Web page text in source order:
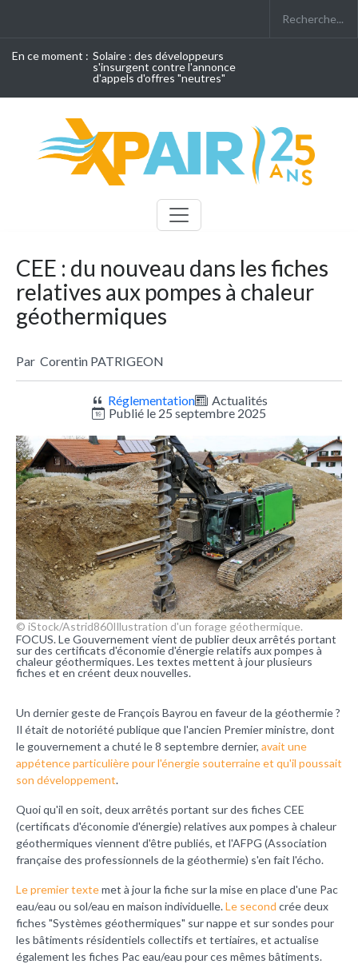
En ce moment : Solaire : des développeurs
s'insurgent contre l'annonce
d'appels d'offres "neutres"
CEE : du nouveau dans les fiches
relatives aux pompes à chaleur
géothermiques
Par Corentin PATRIGEON
Réglementation
Actualités
Publié le 25 septembre 2025
© iStock/Astrid860Illustration d'un forage géothermique.
FOCUS. Le Gouvernement vient de publier deux arrêtés portant
sur des certificats d'économie d'énergie relatifs aux pompes à
chaleur géothermiques. Les textes mettent à jour plusieurs
fiches et en créent deux nouvelles.
Un dernier geste de François Bayrou en faveur de la géothermie ?
Il était de notoriété publique que l'ancien Premier ministre, dont
le gouvernement a chuté le 8 septembre dernier, avait une
appétence particulière pour l'énergie souterraine et qu'il poussait
son développement.
Quoi qu'il en soit, deux arrêtés portant sur des fiches CEE
(certificats d'économie d'énergie) relatives aux pompes à chaleur
géothermiques viennent d'être publiés, et l'AFPG (Association
française des professionnels de la géothermie) s'en fait l'écho.
Le premier textemet à jour la fiche sur la mise en place d'une Pac
eau/eau ou sol/eau en maison individuelle.Le second crée deux
fiches "Systèmes géothermiques" sur nappe et sur sondes pour
les bâtiments résidentiels collectifs et tertiaires, et actualise
également les fiches Pac eau/eau pour ces mêmes bâtiments.